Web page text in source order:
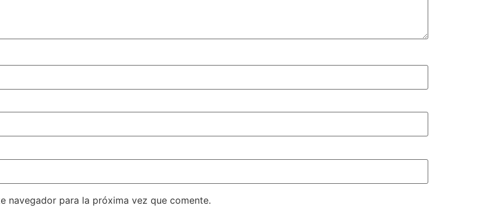
navegador para la próxima vez que comente.